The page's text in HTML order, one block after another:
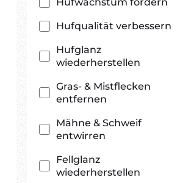
Hufqualität verbessern
Hufglanz
wiederherstellen
Gras- & Mistflecken
entfernen
Mähne & Schweif
entwirren
Fellglanz
wiederherstellen